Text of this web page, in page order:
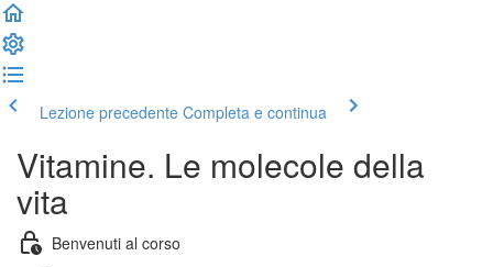
Lezione precedente Completa e continua
Vitamine. Le molecole della
vita
Benvenuti al corso